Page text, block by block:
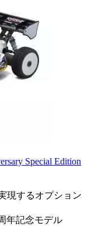
Special Edition
現するオプション
年記念モデル